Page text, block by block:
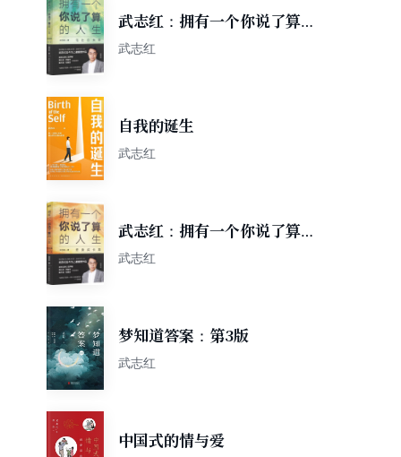
武志红：拥有一个你说了算的
人生·活出自我篇
武志红
自我的诞生
武志红
武志红：拥有一个你说了算的
人生·终身成长篇
武志红
梦知道答案：第3版
武志红
中国式的情与爱